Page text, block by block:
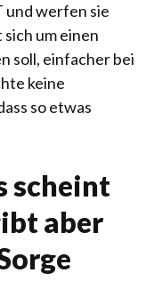
und werfen sie
um einen
soll, einfacher bei
keine
so etwas
scheint
aber